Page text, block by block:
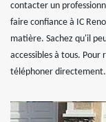
contacter un
faire confiance à IC
matière. Sachez qu'il
accessibles à tous.
téléphoner directement.